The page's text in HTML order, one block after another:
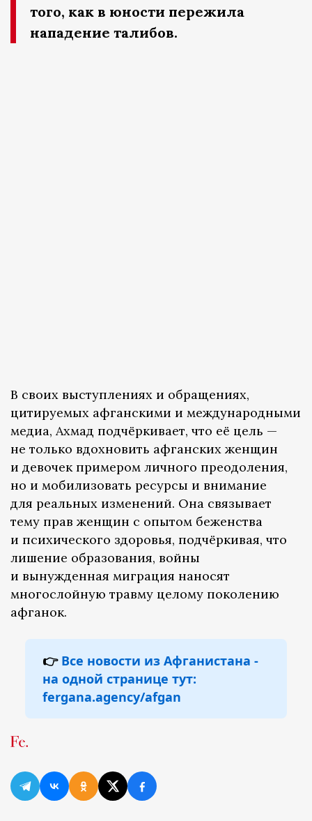
того, как в юности пережила
нападение талибов.
В своих выступлениях и обращениях,
цитируемых афганскими и международными
медиа, Ахмад подчёркивает, что её цель —
не только вдохновить афганских женщин
и девочек примером личного преодоления,
но и мобилизовать ресурсы и внимание
для реальных изменений. Она связывает
тему прав женщин с опытом беженства
и психического здоровья, подчёркивая, что
лишение образования, войны
и вынужденная миграция наносят
многослойную травму целому поколению
афганок.
👉 Все новости из Афганистана -
на одной странице тут:
fergana.agency/afgan